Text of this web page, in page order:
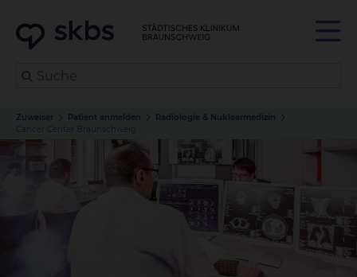
Zuweiser Patient anmelden
Radiologie & Nuklearmedizin
Cancer Center Braunschweig